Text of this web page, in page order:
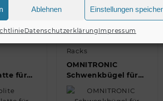
Ablehnen Einstellungen
Datenschutzerklärung Impressum
für
for
Racks
OMNITRONIC
Schwenkbügel für
PAS-208 MK3 //
OMNITRONIC Swing